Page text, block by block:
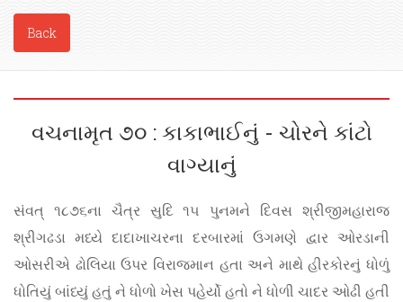
Back
વચનામૃત ૭૦ : કાકાભાઈનું - ચોરને કાંટો
વાગ્યાનું
સંવત્ ૧૮૭૬ના ચૈત્ર સુદિ ૧૫ પુનમને દિવસ શ્રીજીમહારાજ
શ્રીગઢડા મધ્યે દાદાખાચરના દરબારમાં ઉગમણે દ્વાર ઓરડાની
ઓસરીએ ઢોલિયા ઉપર વિરાજમાન હતા અને માથે હીરકોરનું ધોળું
ધોતિયું બાંધ્યું હતું ને ધોળો ખેસ પહેર્યો હતો ને ધોળી ચાદર ઓઢી હતી